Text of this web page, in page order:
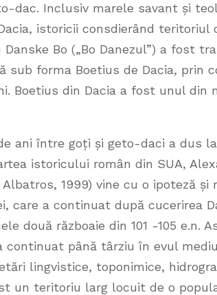
dac. Inclusiv marele savant și
istoricii consdierând teritoriul
Bo („Bo Danezul”) a fost
forma Boetius de Dacia, prin
Boetius din Dacia a fost unul din
ani între goți și geto-daci a dus
istoricului român din SUA,
1999) vine cu o ipoteză și
care a continuat după cucerirea
două războaie din 101 -105 e.n.
continuat până târziu în evul
lingvistice, toponimice,
un teritoriu larg locuit de o